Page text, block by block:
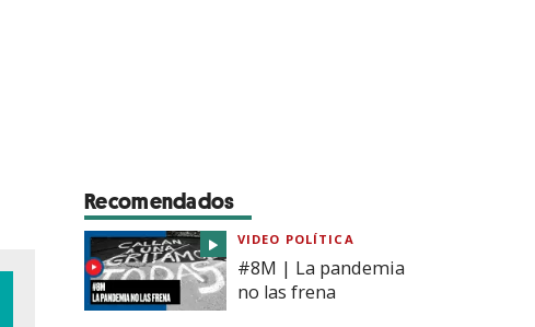
Recomendados
VIDEO POLÍTICA
#8M | La pandemia
no las frena